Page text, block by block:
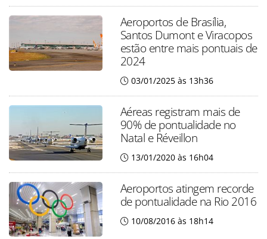
Aeroportos de Brasília,
Santos Dumont e Viracopos
estão entre mais pontuais de
2024
03/01/2025 às 13h36
Aéreas registram mais de
90% de pontualidade no
Natal e Réveillon
13/01/2020 às 16h04
Aeroportos atingem recorde
de pontualidade na Rio 2016
10/08/2016 às 18h14